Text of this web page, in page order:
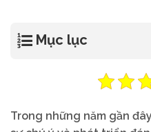
Mục lục
Trong những năm gần